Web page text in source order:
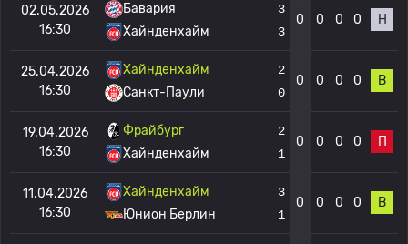
02.05.2026
16:30
Бавария
Хайнденхайм
3
3
0 0 0 0 Н
25.04.2026
16:30
Хайнденхайм
Санкт-Паули
2
0
0 0 0 0 В
19.04.2026
16:30
Фрайбург
Хайнденхайм
2
1
0 0 0 0 П
11.04.2026
16:30
Хайнденхайм
Юнион Берлин
3
1
0 0 0 0 В